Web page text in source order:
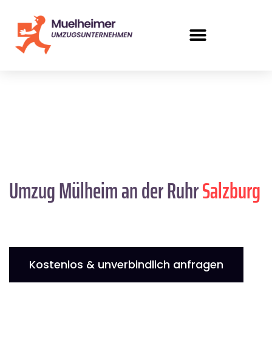
Umzug Mülheim an der RuhrSalzburg
Kostenlos & unverbindlich anfragen